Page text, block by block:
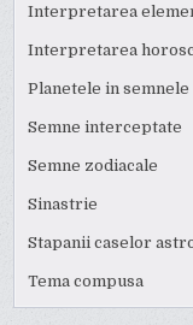
Interpretarea
Interpretarea
Planetele in
Semne interceptate
Semne zodiacale
Sinastrie
Stapanii caselor
Tema compusa